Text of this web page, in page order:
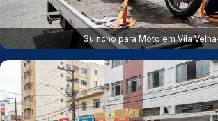
Guincho para Moto em Vila